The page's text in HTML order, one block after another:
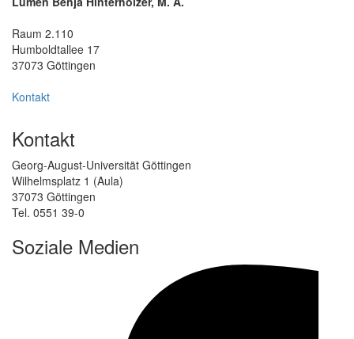
Raum 2.110
Humboldtallee 17
37073 Göttingen
Kontakt
Kontakt
Georg-August-Universität Göttingen
Wilhelmsplatz 1 (Aula)
37073 Göttingen
Tel. 0551 39-0
Soziale Medien